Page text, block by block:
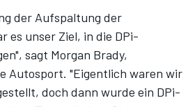
der Aufspaltung der
es unser Ziel, in die DPi-
sagt Morgan Brady,
Autosport. "Eigentlich waren wir
doch dann wurde ein DPi-